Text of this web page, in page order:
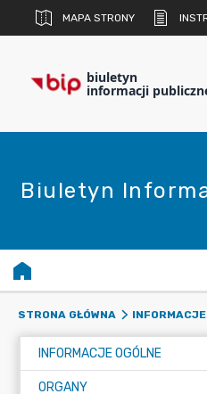
MAPA STRONY
biuletyn
informacji
Biuletyn
STRONA GŁÓWNA INFORMACJE
INFORMACJE OGÓLNE
ORGANY